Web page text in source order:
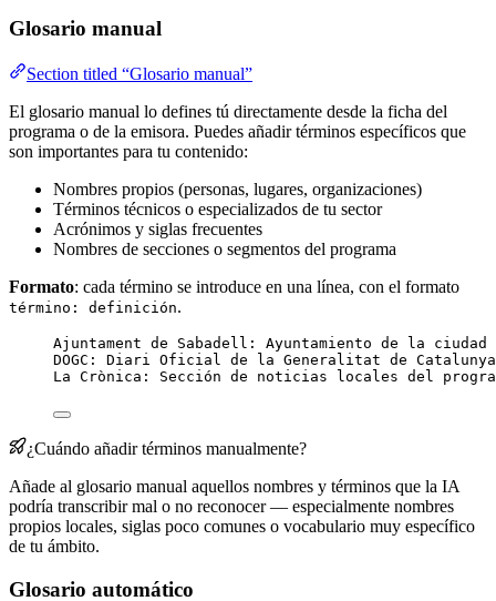
Glosario manual
Section titled “Glosario manual”
El glosario manual lo defines tú directamente desde la ficha del
programa o de la emisora. Puedes añadir términos específicos que
son importantes para tu contenido:
Nombres propios (personas, lugares, organizaciones)
Términos técnicos o especializados de tu sector
Acrónimos y siglas frecuentes
Nombres de secciones o segmentos del programa
Formato: cada término se introduce en una línea, con el formato
término: definición.
Ajuntament de Sabadell: Ayuntamiento de la ciudad
DOGC: Diari Oficial de la Generalitat de Catalunya
La Crònica: Sección de noticias locales del
¿Cuándo añadir términos manualmente?
Añade al glosario manual aquellos nombres y términos que la IA
podría transcribir mal o no reconocer — especialmente nombres
propios locales, siglas poco comunes o vocabulario muy específico
de tu ámbito.
Glosario automático